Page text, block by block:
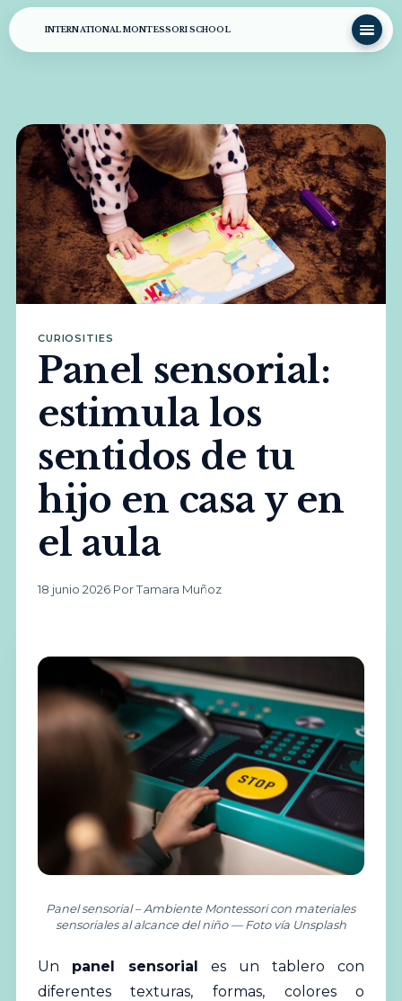
INTERNATIONAL MONTESSORI SCHOOL
CURIOSITIES
Panel sensorial:
estimula los
sentidos de tu
hijo en casa y en
el aula
18 junio 2026·Por Tamara Muñoz
Panel sensorial – Ambiente Montessori con materiales
sensoriales al alcance del niño — Foto vía Unsplash
Un panel sensorial es un tablero con
diferentes texturas, formas, colores o